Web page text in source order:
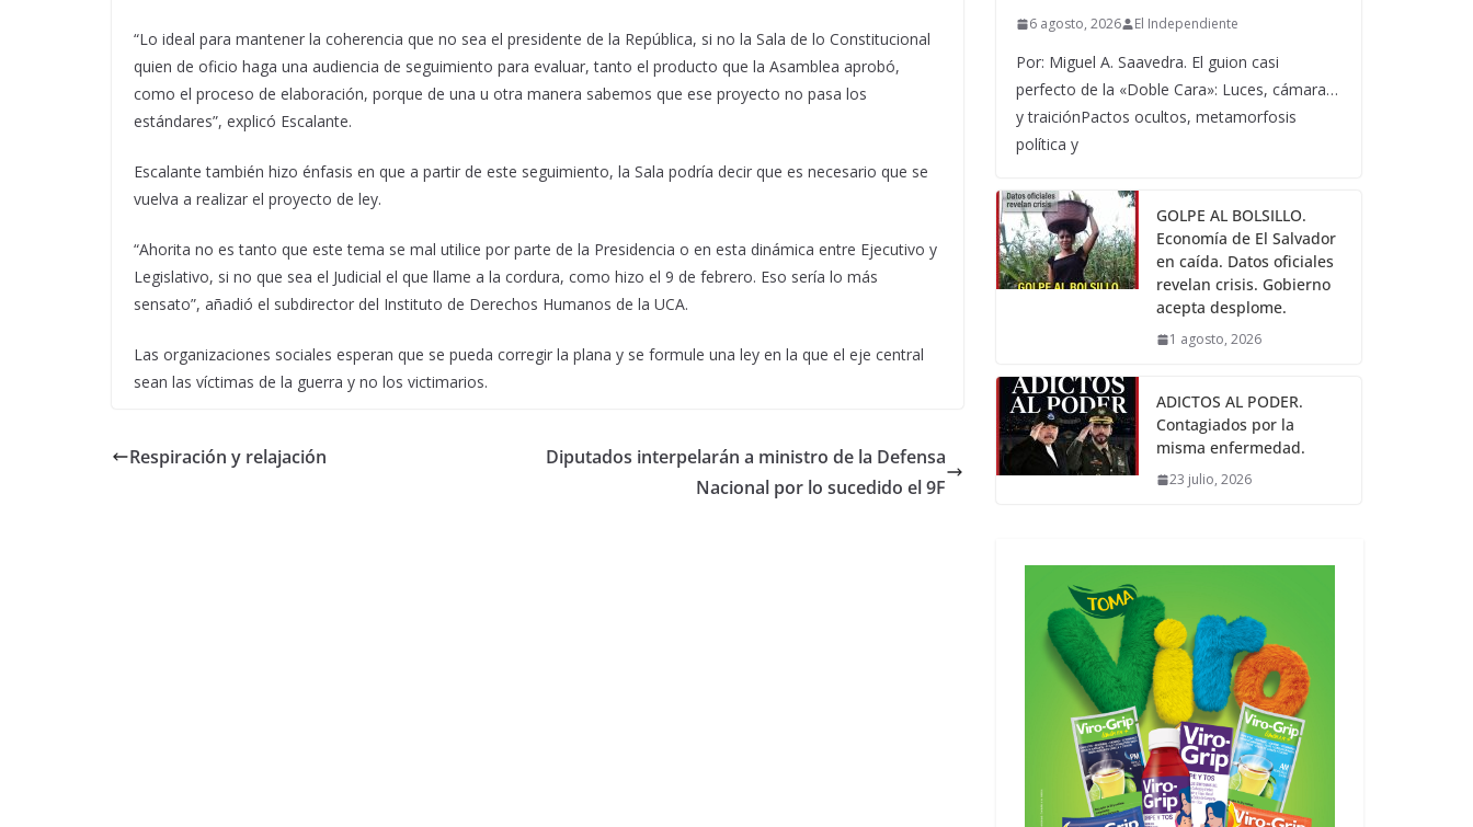
“Lo ideal para mantener la coherencia que no sea el presidente de la República, si no la Sala de lo Constitucional
quien de oficio haga una audiencia de seguimiento para evaluar, tanto el producto que la Asamblea aprobó,
como el proceso de elaboración, porque de una u otra manera sabemos que ese proyecto no pasa los
estándares”, explicó Escalante.
Escalante también hizo énfasis en que a partir de este seguimiento, la Sala podría decir que es necesario que se
vuelva a realizar el proyecto de ley.
“Ahorita no es tanto que este tema se mal utilice por parte de la Presidencia o en esta dinámica entre Ejecutivo y
Legislativo, si no que sea el Judicial el que llame a la cordura, como hizo el 9 de febrero. Eso sería lo más
sensato”, añadió el subdirector del Instituto de Derechos Humanos de la UCA.
Las organizaciones sociales esperan que se pueda corregir la plana y se formule una ley en la que el eje central
sean las víctimas de la guerra y no los victimarios.
Respiración y relajación
Diputados interpelarán a ministro de la Defensa
Nacional por lo sucedido el 9F
6 agosto, 2026 El Independiente
Por: Miguel A. Saavedra. El guion casi
perfecto de la «Doble Cara»: Luces, cámara…
y traiciónPactos ocultos, metamorfosis
política y
GOLPE AL BOLSILLO.
Economía de El Salvador
en caída. Datos oficiales
revelan crisis. Gobierno
acepta desplome.
1 agosto, 2026
ADICTOS AL PODER.
Contagiados por la
misma enfermedad.
23 julio, 2026